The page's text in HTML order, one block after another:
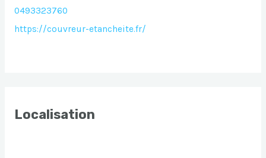
0493323760
https://couvreur-etancheite.fr/
Localisation